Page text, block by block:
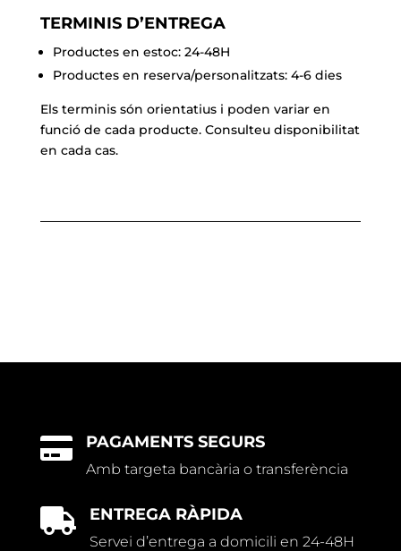
TERMINIS D’ENTREGA
Productes en estoc: 24-48H
Productes en reserva/personalitzats: 4-6 dies
Els terminis són orientatius i poden variar en
funció de cada producte. Consulteu disponibilitat
en cada cas.
 PAGAMENTS SEGURS
Amb targeta bancària o transferència
 ENTREGA RÀPIDA
Servei d’entrega a domicili en 24-48H